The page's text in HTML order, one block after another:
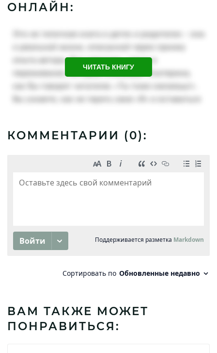
ОНЛАЙН:
ЧИТАТЬ КНИГУ
КОММЕНТАРИИ (0):
ВАМ ТАКЖЕ МОЖЕТ
ПОНРАВИТЬСЯ: